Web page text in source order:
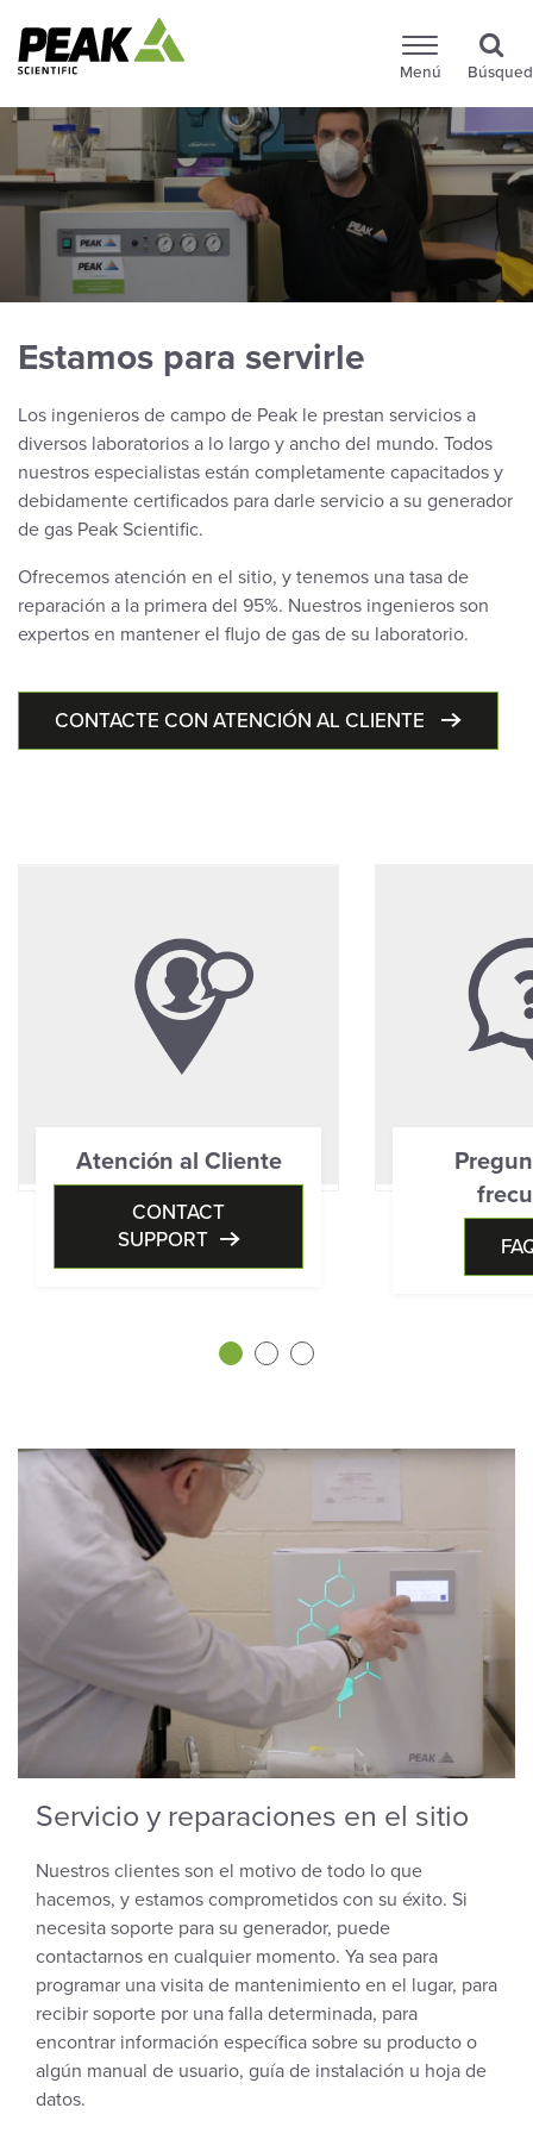
Menú
Estamos para servirle
Los ingenieros de campo de Peak le prestan servicios a
diversos laboratorios a lo largo y ancho del mundo. Todos
nuestros especialistas están completamente capacitados y
debidamente certificados para darle servicio a su generador
de gas Peak Scientific.
Ofrecemos atención en el sitio, y tenemos una tasa de
reparación a la primera del 95%. Nuestros ingenieros son
expertos en mantener el flujo de gas de su laboratorio.
CONTACTE CON ATENCIÓN AL CLIENTE
Atención al Cliente
CONTACT
SUPPORT
Servicio y reparaciones en el sitio
Nuestros clientes son el motivo de todo lo que
hacemos, y estamos comprometidos con su éxito. Si
necesita soporte para su generador, puede
contactarnos en cualquier momento. Ya sea para
programar una visita de mantenimiento en el lugar, para
recibir soporte por una falla determinada, para
encontrar información específica sobre su producto o
algún manual de usuario, guía de instalación u hoja de
datos.